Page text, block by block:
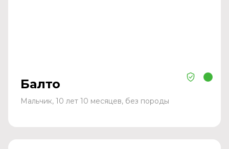
Балто
Мальчик, 10 лет 10 месяцев, без породы